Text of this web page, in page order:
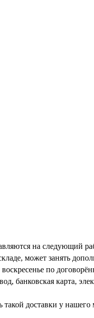
на следующий
может занять
по
банковская карта,
доставки у нашего